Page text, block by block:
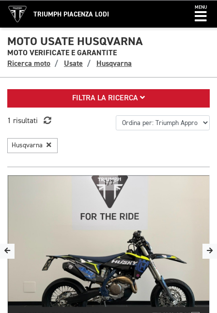
TRIUMPH PIACENZA LODI
MENU
MOTO USATE HUSQVARNA
MOTO VERIFICATE E GARANTITE
Ricerca moto
Usate Husqvarna
FILTRA LA RICERCA
1 risultati
Husqvarna
1/7